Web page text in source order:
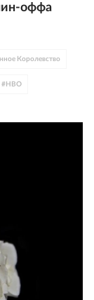
оффа
Королевство
# HBO